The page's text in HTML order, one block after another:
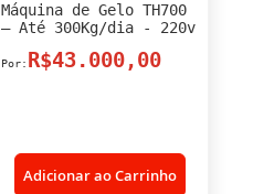
Máquina de Gelo TH700
– Até 300Kg/dia - 220v
R$43.000,00
Adicionar ao Carrinho